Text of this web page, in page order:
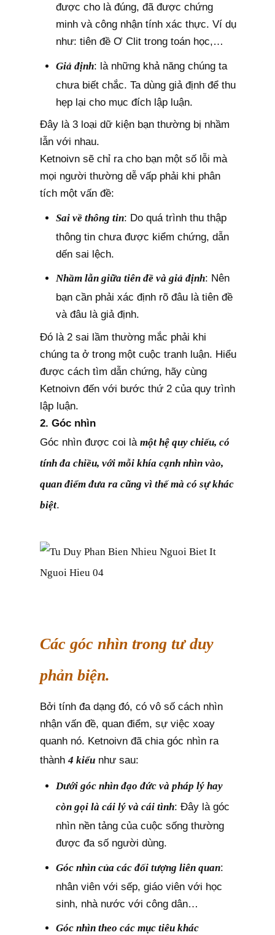
được cho là đúng, đã được chứng
minh và công nhận tính xác thực. Ví dụ
như: tiên đề Ơ Clit trong toán học,…
Giả định: là những khả năng chúng ta
chưa biết chắc. Ta dùng giả định để thu
hẹp lại cho mục đích lập luận.
Đây là 3 loại dữ kiện bạn thường bị nhầm
lẫn với nhau.
Ketnoivn sẽ chỉ ra cho bạn một số lỗi mà
mọi người thường dễ vấp phải khi phân
tích một vấn đề:
Sai về thông tin: Do quá trình thu thập
thông tin chưa được kiểm chứng, dẫn
dến sai lệch.
Nhầm lẫn giữa tiên đề và giả định: Nên
bạn cần phải xác định rõ đâu là tiên đề
và đâu là giả định.
Đó là 2 sai lầm thường mắc phải khi
chúng ta ở trong một cuộc tranh luận. Hiểu
được cách tìm dẫn chứng, hãy cùng
Ketnoivn đến với bước thứ 2 của quy trình
lập luận.
2. Góc nhìn
Góc nhìn được coi làmột hệ quy chiếu, có
tính đa chiều, với mỗi khía cạnh nhìn vào,
quan điểm đưa ra cũng vì thế mà có sự khác
biệt.
Các góc nhìn trong tư duy
phản biện.
Bởi tính đa dạng đó, có vô số cách nhìn
nhận vấn đề, quan điểm, sự việc xoay
quanh nó. Ketnoivn đã chia góc nhìn ra
thành4 kiểu như sau:
Dưới góc nhìn đạo đức và pháp lý hay
còn gọi là cái lý và cái tình: Đây là góc
nhìn nền tảng của cuộc sống thường
được đa số người dùng.
Góc nhìn của các đối tượng liên quan:
nhân viên với sếp, giáo viên với học
sinh, nhà nước với công dân…
Góc nhìn theo các mục tiêu khác